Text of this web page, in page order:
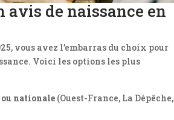
avis de naissance en
vous avez l’embarras du choix pour
Voici les options les plus
ou nationale (Ouest-France, La Dépêche,